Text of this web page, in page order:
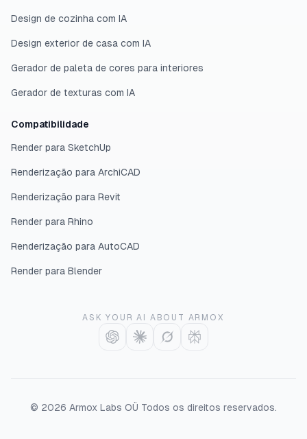
Design de cozinha com IA
Design exterior de casa com IA
Gerador de paleta de cores para interiores
Gerador de texturas com IA
Compatibilidade
Render para SketchUp
Renderização para ArchiCAD
Renderização para Revit
Render para Rhino
Renderização para AutoCAD
Render para Blender
ASK YOUR AI ABOUT ARMOX
© 2026 Armox Labs OÜ Todos os direitos reservados.